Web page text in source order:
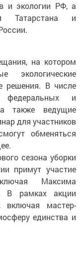
и экологии РФ, а
Татарстана и
на котором
экологические
решения. В числе
федеральных и
а также ведущие
для участников
обменяться
сезона уборки
примут участие
Максима
В рамках акции
включая мастер-
единства и